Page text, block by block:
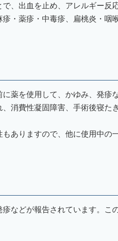
、出血を止め、アレルギー反
・薬疹・中毒疹、扁桃炎・咽
薬を使用して、かゆみ、発疹
消費性凝固障害、手術後寝た
ありますので、他に使用中の
などが報告されています。こ